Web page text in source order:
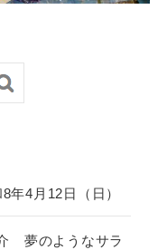
年4月12日（日）
夢のようなサラ